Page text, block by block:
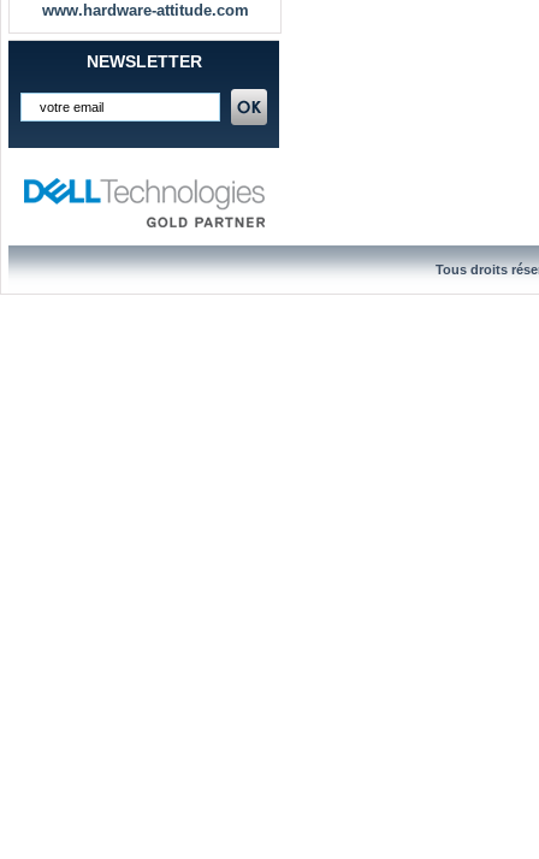
www.hardware-attitude.com
NEWSLETTER
Tous droits